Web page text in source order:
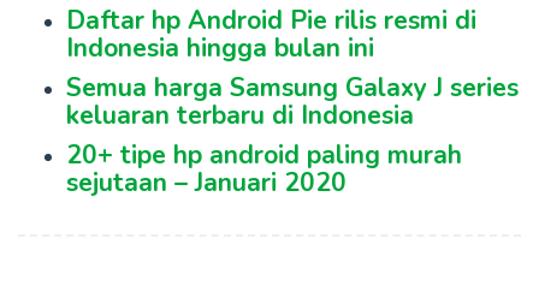
Daftar hp Android Pie rilis resmi di
Indonesia hingga bulan ini
Semua harga Samsung Galaxy J series
keluaran terbaru di Indonesia
20+ tipe hp android paling murah
sejutaan – Januari 2020